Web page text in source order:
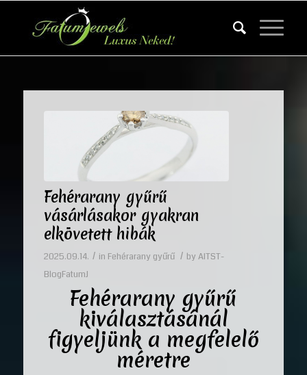
Fehérarany gyűrű
vásárlásakor gyakran
elkövetett hibák
2025.09.14. / in Fehérarany gyűrű / by AITST-
BlogFatumJ
Fehérarany gyűrű
kiválasztásánál
figyeljünk a megfelelő
méretre